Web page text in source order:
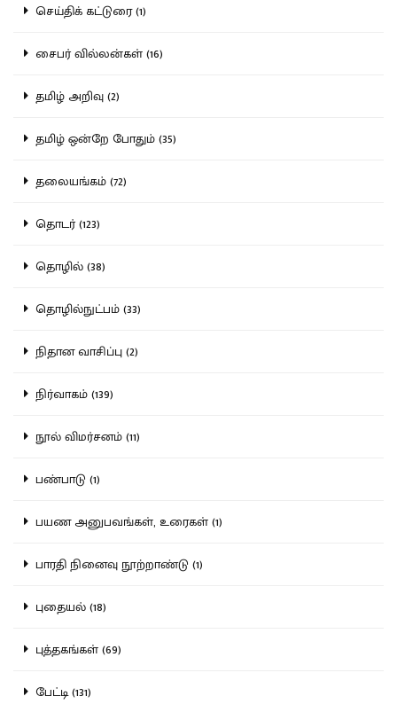
செய்திக் கட்டுரை (1)
சைபர் வில்லன்கள் (16)
தமிழ் அறிவு (2)
தமிழ் ஒன்றே போதும் (35)
தலையங்கம் (72)
தொடர் (123)
தொழில் (38)
தொழில்நுட்பம் (33)
நிதான வாசிப்பு (2)
நிர்வாகம் (139)
நூல் விமர்சனம் (11)
பண்பாடு (1)
பயண அனுபவங்கள், உரைகள் (1)
பாரதி நினைவு நூற்றாண்டு (1)
புதையல் (18)
புத்தகங்கள் (69)
பேட்டி (131)